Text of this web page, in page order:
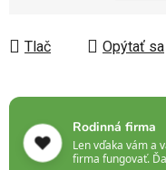
Tlač Opýtať sa
❤️
Rodinná firma
Len vďaka vám a
firma fungovať.